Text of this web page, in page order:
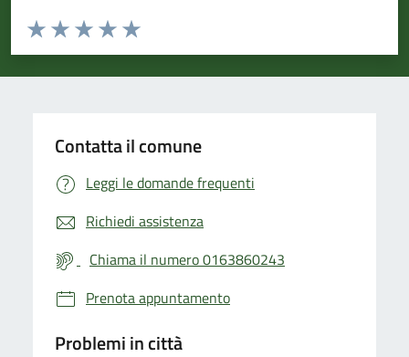
Valuta da 1 a 5 stelle la pagina
Valuta 5 stelle su 5
Valuta 4 stelle su 5
Valuta 3 stelle su 5
Valuta 2 stelle su 5
Valuta 1 stelle su 5
Contatta il comune
Leggi le domande frequenti
Richiedi assistenza
Chiama il numero 0163860243
Prenota appuntamento
Problemi in città